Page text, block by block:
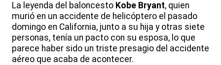
La leyenda del baloncesto Kobe Bryant, quien
murió en un accidente de helicóptero el pasado
domingo en California, junto a su hija y otras siete
personas, tenía un pacto con su esposa, lo que
parece haber sido un triste presagio del accidente
aéreo que acaba de acontecer.